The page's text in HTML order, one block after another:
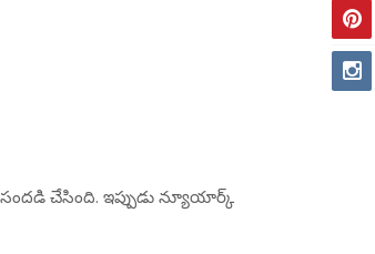
సందడి చేసింది. ఇప్పుడు న్యూయార్క్